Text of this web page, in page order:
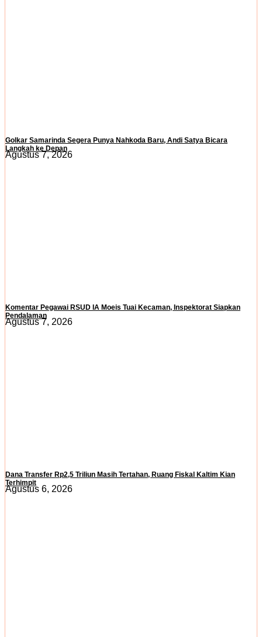
Golkar Samarinda Segera Punya Nahkoda Baru, Andi Satya Bicara
Langkah ke Depan
Agustus 7, 2026
Komentar Pegawai RSUD IA Moeis Tuai Kecaman, Inspektorat Siapkan
Pendalaman
Agustus 7, 2026
Dana Transfer Rp2,5 Triliun Masih Tertahan, Ruang Fiskal Kaltim Kian
Terhimpit
Agustus 6, 2026